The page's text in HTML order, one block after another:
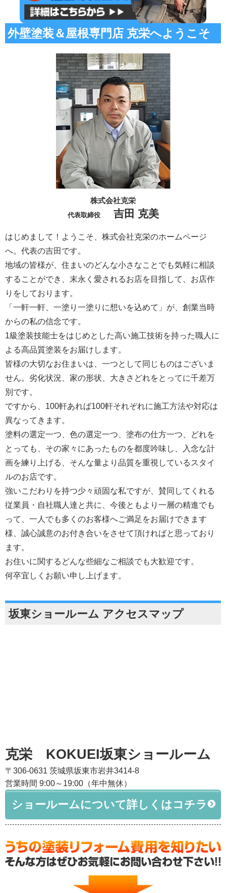
外壁塗装＆屋根専門店 克栄へようこそ
株式会社克栄
代表取締役 吉田 克美
はじめまして！ようこそ、株式会社克栄のホームページ
へ。代表の吉田です。
地域の皆様が、住まいのどんな小さなことでも気軽に相談
することができ、末永く愛されるお店を目指して、お店作
りをしております。
「一軒一軒、一塗り一塗りに想いを込めて」が、創業当時
からの私の信念です。
1級塗装技能士をはじめとした高い施工技術を持った職人に
よる高品質塗装をお届けします。
皆様の大切なお住まいは、一つとして同じものはございま
せん。劣化状況、家の形状、大きさどれをとってに千差万
別です。
ですから、100軒あれば100軒それぞれに施工方法や対応は
異なってきます。
塗料の選定一つ、色の選定一つ、塗布の仕方一つ、どれを
とっても、その家々にあったものを都度吟味し、入念な計
画を練り上げる、そんな量より品質を重視しているスタイ
ルのお店です。
強いこだわりを持つ少々頑固な私ですが、賛同してくれる
従業員・自社職人達と共に、今後ともより一層の精進でも
って、一人でも多くのお客様へご満足をお届けできます
様、誠心誠意のお付き合いをさせて頂ければと思っており
ます。
お住いに関するどんな些細なご相談でも大歓迎です。
何卒宜しくお願い申し上げます。
坂東ショールーム アクセスマップ
克栄 KOKUEI坂東ショールーム
〒306-0631 茨城県坂東市岩井3414-8
営業時間 9:00～19:00（年中無休）
ショールームについて詳しくはコチラ